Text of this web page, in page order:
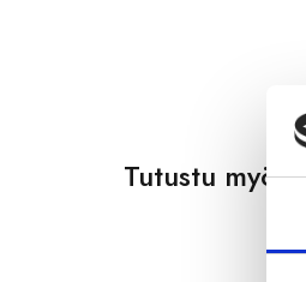
Tutustu myös